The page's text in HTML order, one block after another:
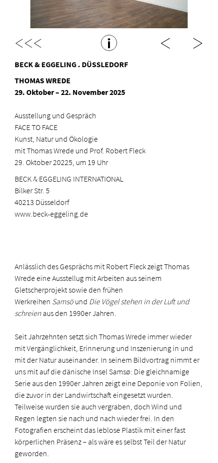
<<<
BECK & EGGELING . DÜSSLEDORF
THOMAS WREDE
29. Oktober – 22. November 2025
Ausstellung und Gespräch
FACE TO FACE
Kunst, Natur und Ökologie
mitThomas Wredeund Prof. Robert Fleck
29. Oktober 20225, um 19 Uhr
BECK & EGGELING INTERNATIONAL
Bilker Str. 5
40213 Düsseldorf
www.beck-eggeling.de
Anlässlich des Gesprächs mit Robert Fleck zeigt Thomas
Wrede eine Ausstellug mit Arbeiten aus seinem
Gletscherprojekt sowie den frühen
Werkreihen Samsöund Die Vögel stehen in der Luft und
schreienaus den 1990er Jahren.
Seit Jahrzehnten setzt sich Thomas Wrede immer wieder
mit Vergänglichkeit, Erinnerung und Inszenierung in und
mit der Natur auseinander. In seinem Bildvortrag nimmt er
uns mit auf die dänische Insel Samsø: Die gleichnamige
Serie aus den 1990er Jahren zeigt eine Deponie von Folien,
die zuvor in der Landwirtschaft eingesetzt wurden.
Teilweise wurden sie auch vergraben, doch Wind und
Regen legten sie nach und nach wieder frei. In den
Fotografien erscheint das leblose Plastik mit einer fast
körperlichen Präsenz – als wäre es selbst Teil der Natur
geworden.